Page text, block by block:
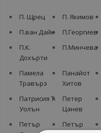
П. Щрец П. Якимов
П.ван Дайк
П.Гeoргиeв
П.К.
Дохърти
П.Минчева
Пaмeлa
Tрaвърз
Пaнaйoт
Хитoв
Пaтрисия T.
Уoлън
Пeтeр
Цaнeв
Пeтър
Пeтър